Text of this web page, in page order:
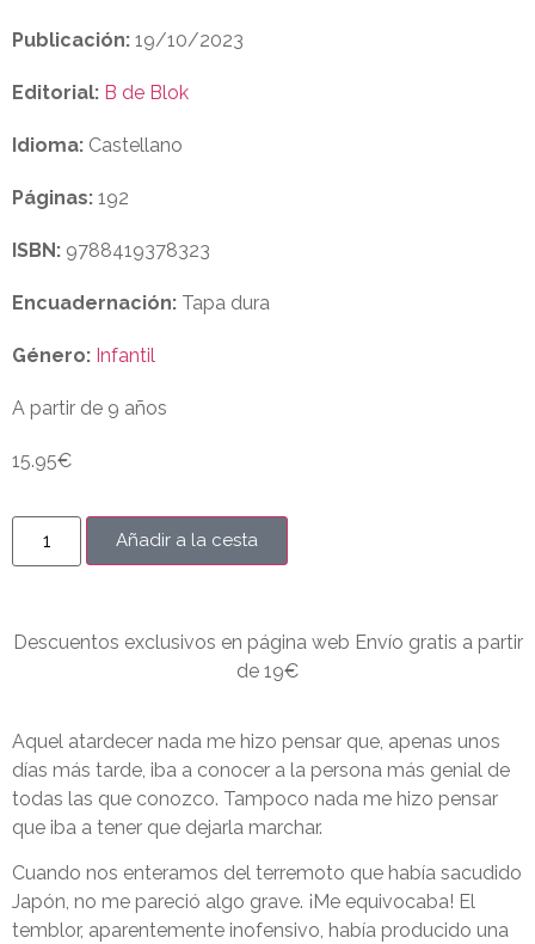
Publicación: 19/10/2023
Editorial: B de Blok
Idioma: Castellano
Páginas: 192
ISBN: 9788419378323
Encuadernación: Tapa dura
Género: Infantil
A partir de 9 años
15.95€
Añadir a la cesta
Descuentos exclusivos en página web Envío gratis a partir
de 19€
Aquel atardecer nada me hizo pensar que, apenas unos
días más tarde, iba a conocer a la persona más genial de
todas las que conozco. Tampoco nada me hizo pensar
que iba a tener que dejarla marchar.
Cuando nos enteramos del terremoto que había sacudido
Japón, no me pareció algo grave. ¡Me equivocaba! El
temblor, aparentemente inofensivo, había producido una